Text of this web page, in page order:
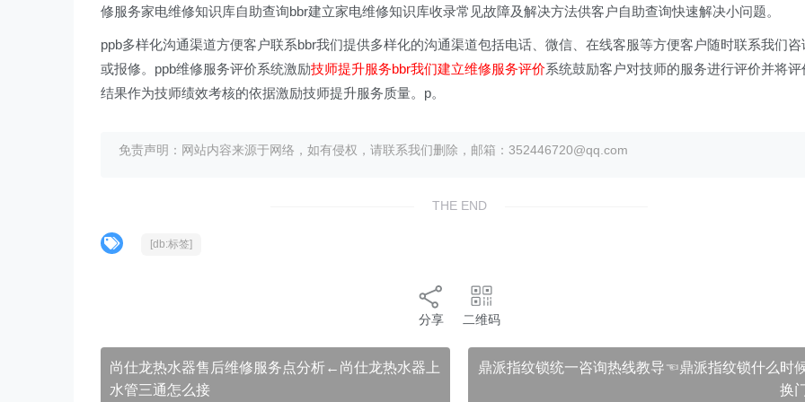
修服务家电维修知识库自助查询bbr建立家电维修知识库收录常见故障及解决方法供客户自助查询快速解决小问题。
ppb多样化沟通渠道方便客户联系bbr我们提供多样化的沟通渠道包括电话、微信、在线客服等方便客户随时联系我们咨
或报修。ppb维修服务评价系统激励技师提升服务bbr我们建立维修服务评价系统鼓励客户对技师的服务进行评价并将评
结果作为技师绩效考核的依据激励技师提升服务质量。p。
免责声明：网站内容来源于网络，如有侵权，请联系我们删除，邮箱：352446720@qq.com
THE END
[db:标签]
分享 二维码
尚仕龙热水器售后维修服务点分析←尚仕龙热水器上
水管三通怎么接
鼎派指纹锁统一咨询热线教导☜鼎派指纹锁什么时
换